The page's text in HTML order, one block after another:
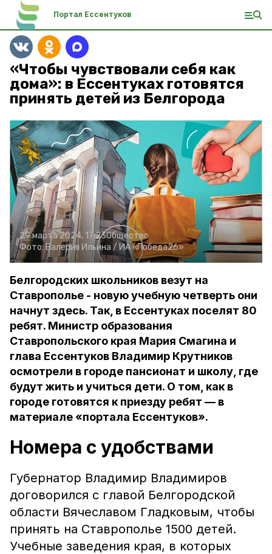
Портал Ессентуков
«Чтобы чувствовали себя как
дома»: в Ессентуках готовятся
принять детей из Белгорода
29 марта 2024, 17:23Общество
Фото:Валерия Ильина / ИА «Победа26»
Белгородских школьников везут на
Ставрополье - новую учебную четверть они
начнут здесь. Так, в Ессентуках поселят 80
ребят. Министр образования
Ставропольского края Мария Смагина и
глава Ессентуков Владимир Крутников
осмотрели в городе пансионат и школу, где
будут жить и учиться дети. О том, как в
городе готовятся к приезду ребят — в
материале «портала Ессентуков».
Номера с удобствами
Губернатор Владимир Владимиров
договорился с главой Белгородской
области Вячеславом Гладковым, чтобы
принять на Ставрополье 1500 детей.
Учебные заведения края, в которых